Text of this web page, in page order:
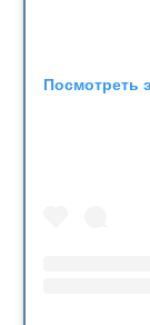
Посмотреть